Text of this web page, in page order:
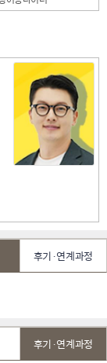
후기·연계과정
후기·연계과정